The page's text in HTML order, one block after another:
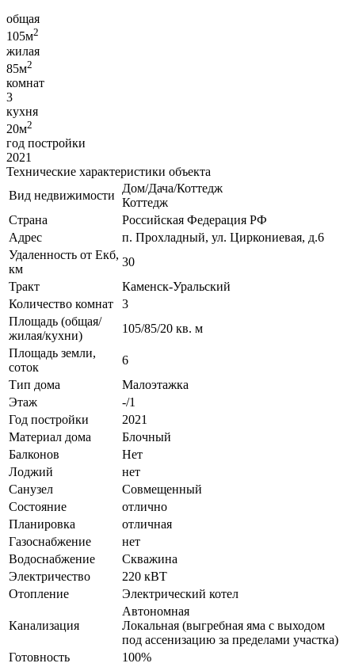
общая
105м2
жилая
85м2
комнат
3
кухня
20м2
год постройки
2021
Технические характеристики объекта
Вид недвижимости
Дом/Дача/Коттедж
Коттедж
Страна
Российская Федерация РФ
Адрес
п. Прохладный, ул. Циркониевая, д.6
Удаленность от Екб,
км
30
Тракт
Каменск-Уральский
Количество комнат
3
Площадь (общая/
жилая/кухни)
105/85/20 кв. м
Площадь земли,
соток
6
Тип дома
Малоэтажка
Этаж
-/1
Год постройки
2021
Материал дома
Блочный
Балконов
Нет
Лоджий
нет
Санузел
Совмещенный
Состояние
отлично
Планировка
отличная
Газоснабжение
нет
Водоснабжение
Скважина
Электричество
220 кВТ
Отопление
Электрический котел
Канализация
Автономная
Локальная (выгребная яма с выходом
под ассенизацию за пределами участка)
Готовность
100%